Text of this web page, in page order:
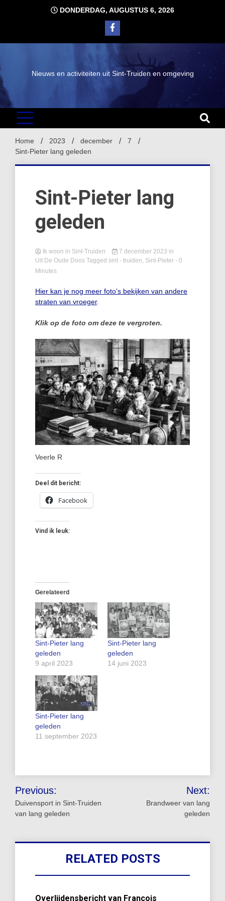
DONDERDAG, AUGUSTUS 6, 2026
Nieuws en activiteiten uit Sint-Truiden en omgeving
Home 2023 december
7
Sint-Pieter lang geleden
Sint-Pieter lang
geleden
Ik woon in Sint-Truiden 7 december 2023 in
Uit De Oude Doos Tagged sint - truiden, Sint-Pieter - 0
Minutes
Hier kan je nog meer foto’s bekijken van andere
straten van vroeger.
Klik op de foto om deze te vergroten.
Veerle R
Deel dit bericht:
Facebook
Vind ik leuk:
Gerelateerd
Sint-Pieter lang
geleden
9 april 2023
Sint-Pieter lang
geleden
14 juni 2023
Sint-Pieter lang
geleden
11 september 2023
Bericht
navigatie
Previous:
Duivensport in Sint-Truiden
van lang geleden
Next:
Brandweer van lang
geleden
RELATED POSTS
Overlijdensbericht van François